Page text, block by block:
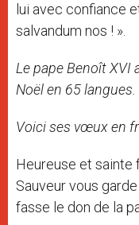
lui avec confiance
salvandum nos ! ».
Le pape Benoît
Noël en 65 langues.
Voici ses vœux en
Heureuse et sainte
Sauveur vous
fasse le don de la